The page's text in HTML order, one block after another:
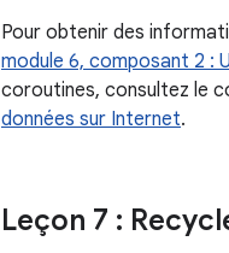
Pour obtenir des
module 6, composant 2 :
coroutines, consultez le
données sur Internet.
Leçon 7 :